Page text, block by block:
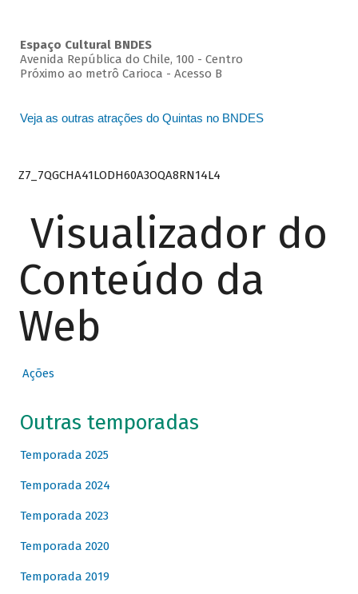
Espaço Cultural BNDES
Avenida República do Chile, 100 - Centro
Próximo ao metrô Carioca - Acesso B
Veja as outras atrações do Quintas no BNDES
Z7_7QGCHA41LODH60A3OQA8RN14L4
Visualizador do
Conteúdo da
Web
Ações
Outras temporadas
Temporada 2025
Temporada 2024
Temporada 2023
Temporada 2020
Temporada 2019